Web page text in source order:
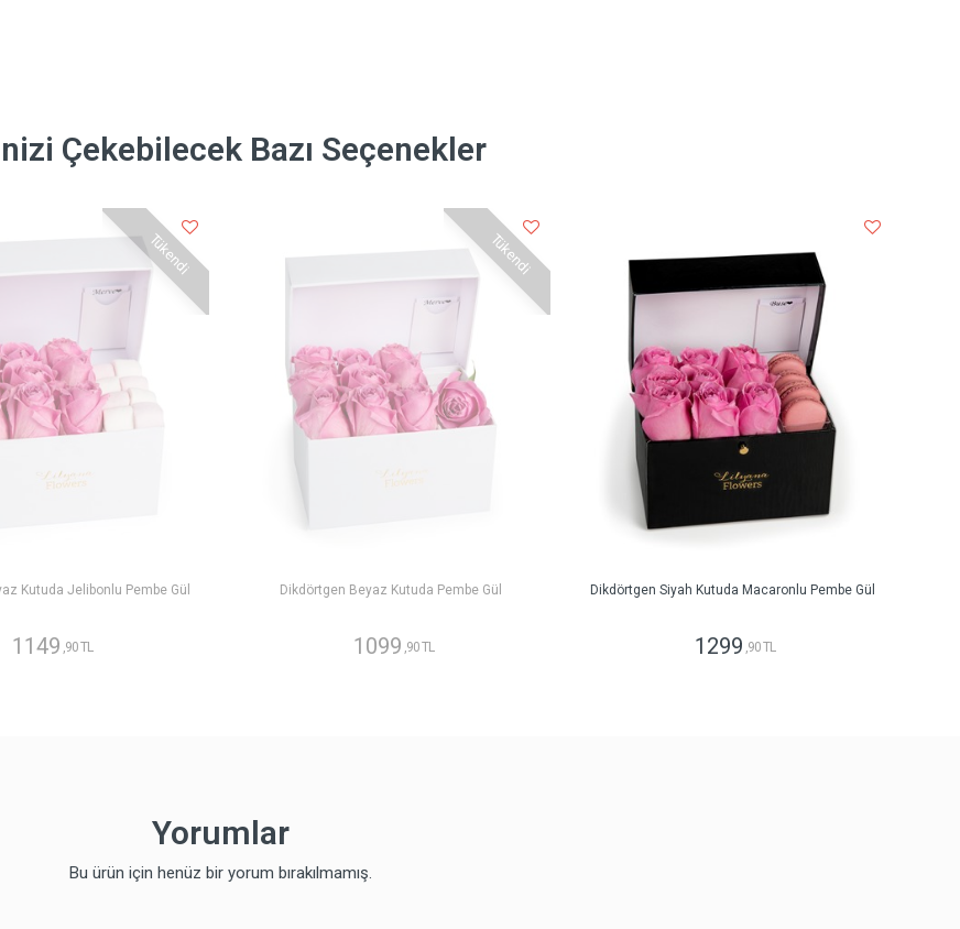
Çekebilecek Bazı Seçenekler
Tükendi
Kutuda Jelibonlu Pembe Gül
1149 ,90 TL
Tükendi
Dikdörtgen Beyaz Kutuda Pembe Gül
1099 ,90 TL
Dikdörtgen Siyah Kutuda Macaronlu Pembe Gül
1299 ,90 TL
Yorumlar
Bu ürün için henüz bir yorum bırakılmamış.